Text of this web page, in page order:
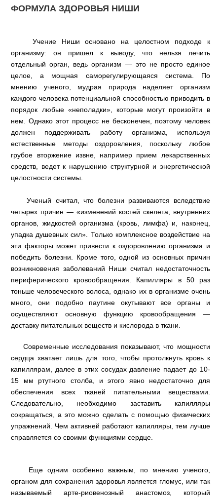
ФОРМУЛА ЗДОРОВЬЯ НИШИ
Учение Ниши основано на целостном подходе к
организму: он пришел к выводу, что нельзя лечить
отдельный орган, ведь организм — это не просто единое
целое, а мощная саморегулирующаяся система. По
мнению ученого, мудрая природа наделяет организм
каждого человека потенциальной способностью приводить в
порядок любые «неполадки», которые могут произойти в
нем. Однако этот процесс не бесконечен, поэтому человек
должен поддерживать работу организма, используя
естественные методы оздоровления, поскольку любое
грубое вторжение извне, например прием лекарственных
средств, ведет к нарушению структурной и энергетической
целостности системы.
Ученый считал, что болезни развиваются вследствие
четырех причин — «изменений костей скелета, внутренних
органов, жидкостей организма (кровь, лимфа) и, наконец,
упадка душевных сил». Только комплексное воздействие на
эти факторы может привести к оздоровлению организма и
победить болезни. Кроме того, одной из основных причин
возникновения заболеваний Ниши считал недостаточность
периферического кровообращения. Капилляры в 50 раз
тоньше человеческого волоса, однако их в организме очень
много, они подобно паутине окутывают все органы и
осуществляют основную функцию кровообращения —
доставку питательных веществ и кислорода в ткани.
Современные исследования показывают, что мощности
сердца хватает лишь для того, чтобы протолкнуть кровь к
капиллярам, далее в этих сосудах давление падает до 10-
15 мм ртутного столба, и этого явно недостаточно для
обеспечения всех тканей питательными веществами.
Следовательно, необходимо заставить капилляры
сокращаться, а это можно сделать с помощью физических
упражнений. Чем активней работают капилляры, тем лучше
справляется со своими функциями сердце.
Еще одним особенно важным, по мнению ученого,
органом для сохранения здоровья является гломус, или так
называемый арте-риовенозный анастомоз, который